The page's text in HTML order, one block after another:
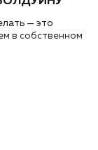
— это
в собственном